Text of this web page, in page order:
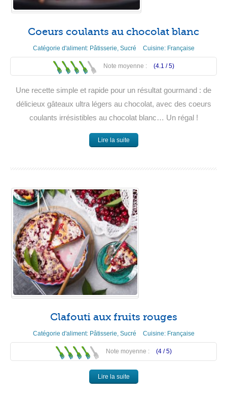
Coeurs coulants au chocolat blanc
Catégorie d'aliment: Pâtisserie Sucré Cuisine: Française
Note moyenne : (4.1 /5)
Une recette simple et rapide pour un résultat gourmand : de
délicieux gâteaux ultra légers au chocolat, avec des coeurs
coulants irrésistibles au chocolat blanc… Un régal !
Lire la suite
Clafouti aux fruits rouges
Catégorie d'aliment: Pâtisserie Sucré Cuisine: Française
Note moyenne : (4 /5)
Lire la suite